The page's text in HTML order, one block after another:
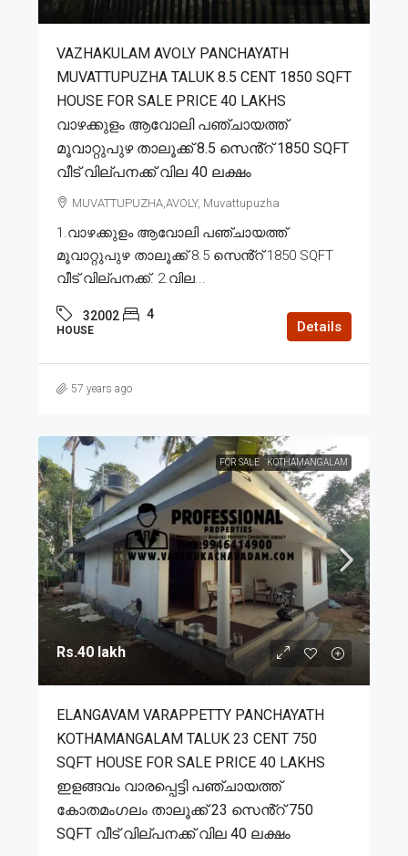
VAZHAKULAM AVOLY PANCHAYATH
MUVATTUPUZHA TALUK 8.5 CENT 1850 SQFT
HOUSE FOR SALE PRICE 40 LAKHS
വാഴക്കുളം ആവോലി പഞ്ചായത്ത്
മൂവാറ്റുപുഴ താലൂക്ക് 8.5 സെൻ്റ് 1850 SQFT
വീട് വില്പനക്ക് വില 40 ലക്ഷം
MUVATTUPUZHA,AVOLY, Muvattupuzha
1.വാഴക്കുളം ആവോലി പഞ്ചായത്ത്
മൂവാറ്റുപുഴ താലൂക്ക് 8.5 സെൻ്റ് 1850 SQFT
വീട് വില്പനക്ക്. 2.വില...
32002 4
HOUSE Details
57 years ago
FOR SALE KOTHAMANGALAM
Rs.40 lakh
ELANGAVAM VARAPPETTY PANCHAYATH
KOTHAMANGALAM TALUK 23 CENT 750
SQFT HOUSE FOR SALE PRICE 40 LAKHS
ഇളങ്ങവം വാരപ്പെട്ടി പഞ്ചായത്ത്
കോതമംഗലം താലൂക്ക് 23 സെൻ്റ് 750
SQFT വീട് വില്പനക്ക് വില 40 ലക്ഷം